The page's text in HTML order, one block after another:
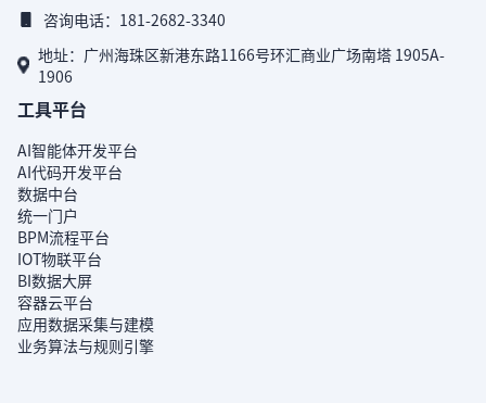
咨询电话：181-2682-3340
地址：广州海珠区新港东路1166号环汇商业广场南塔 1905A-
1906
工具平台
AI智能体开发平台
AI代码开发平台
数据中台
统一门户
BPM流程平台
IOT物联平台
BI数据大屏
容器云平台
应用数据采集与建模
业务算法与规则引擎